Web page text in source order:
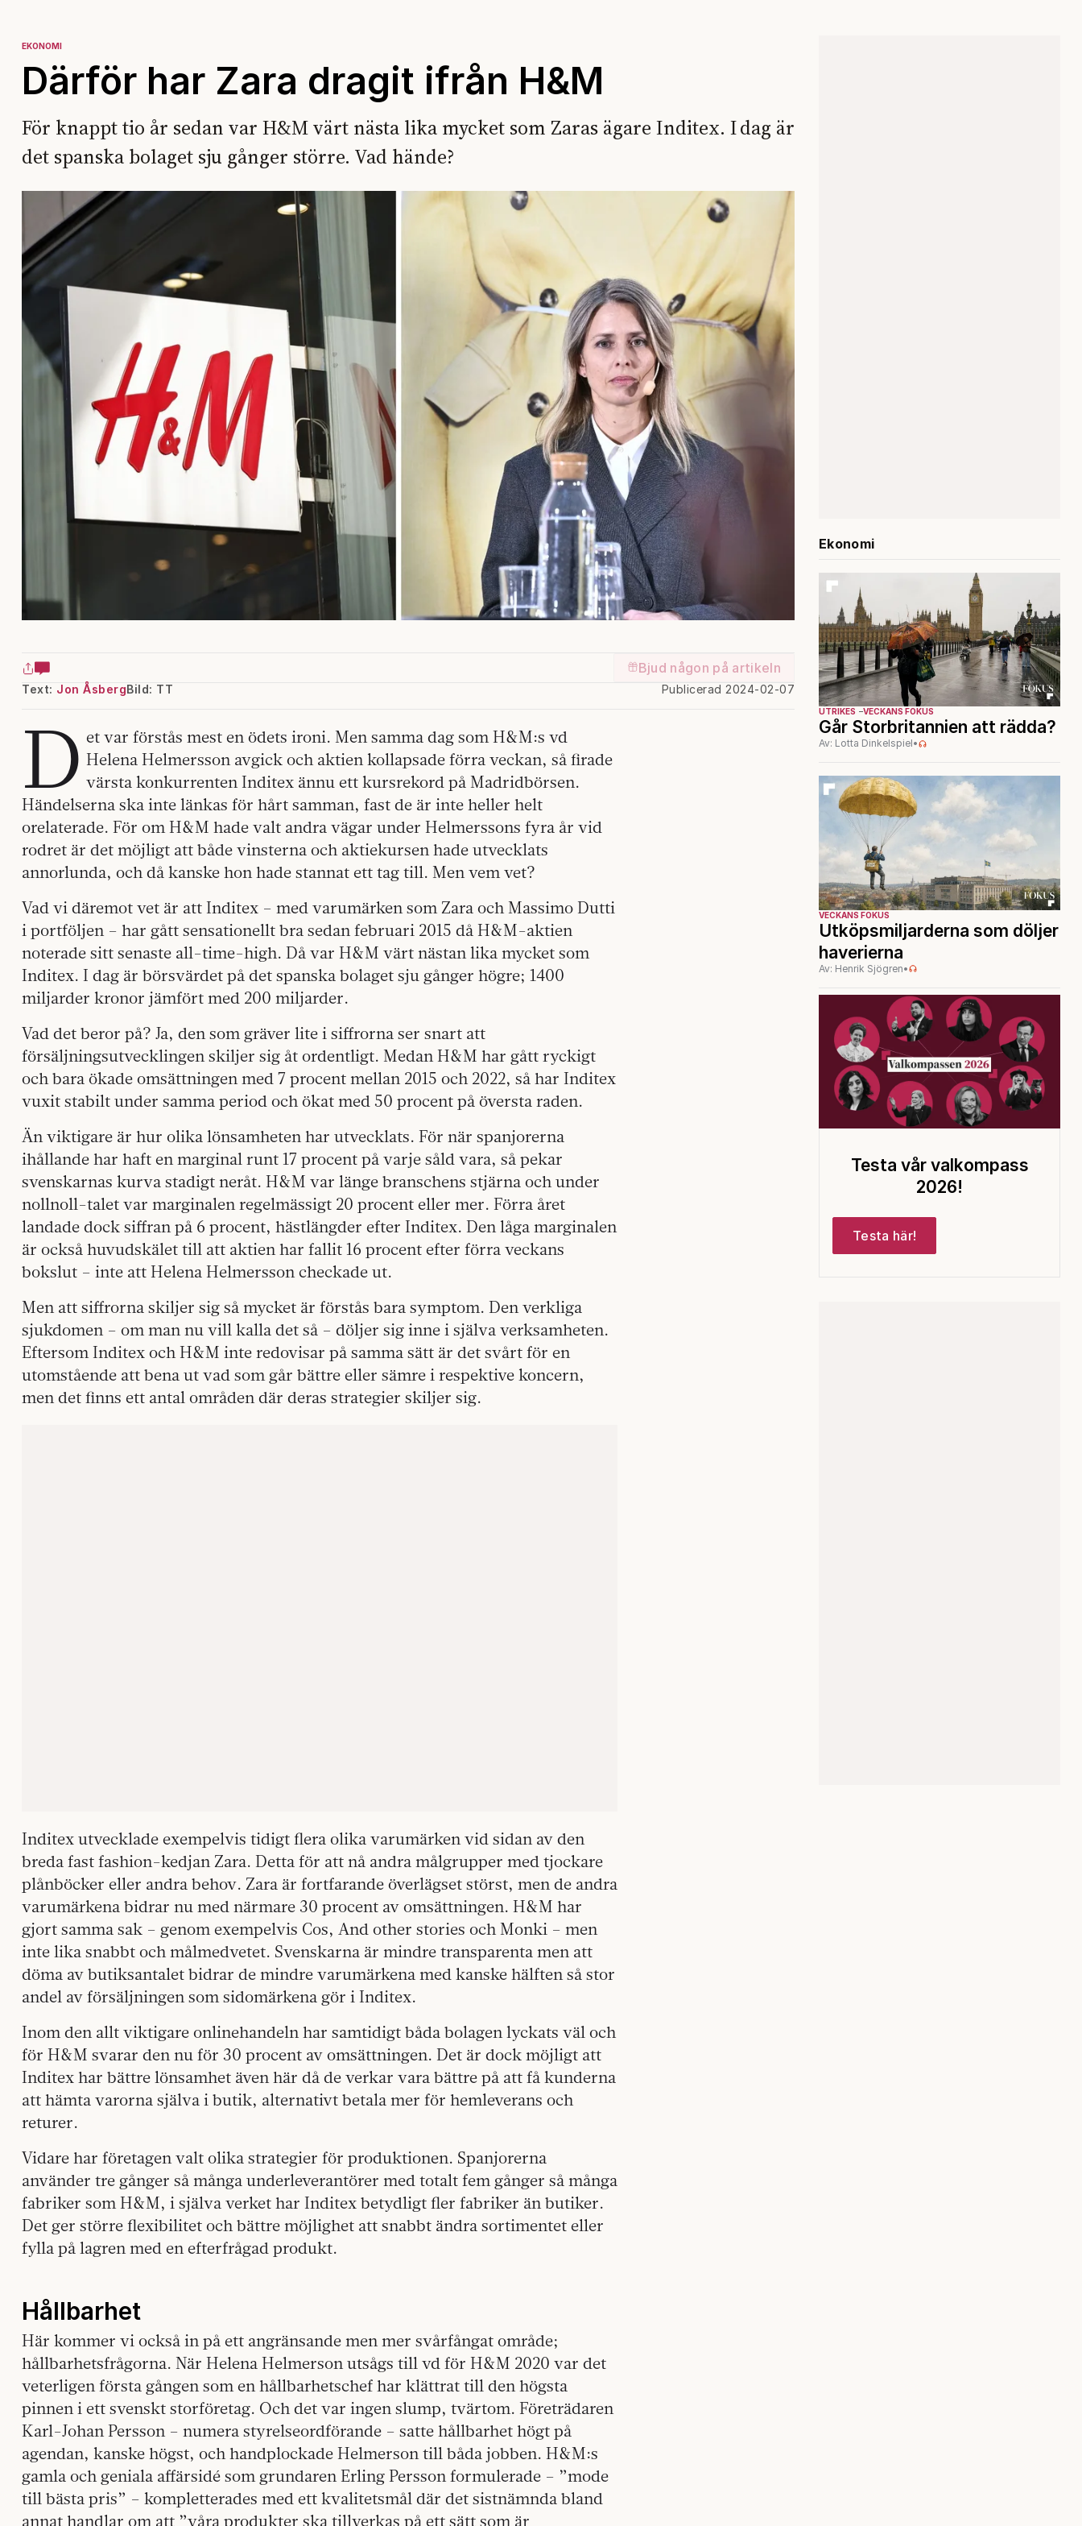
EKONOMI
Därför har Zara dragit ifrån H&M
För knappt tio år sedan var H&M värt nästa lika mycket som Zaras ägare Inditex. I dag är
det spanska bolaget sju gånger större. Vad hände?
Bjud någon på artikeln
Text: Jon Åsberg Publicerad 2024-02-07
Bild: TT
D et var förstås mest en ödets ironi. Men samma dag som H&M:s vd
Helena Helmersson avgick och aktien kollapsade förra veckan, så firade
värsta konkurrenten Inditex ännu ett kursrekord på Madridbörsen.
Händelserna ska inte länkas för hårt samman, fast de är inte heller helt
orelaterade. För om H&M hade valt andra vägar under Helmerssons fyra år vid
rodret är det möjligt att både vinsterna och aktiekursen hade utvecklats
annorlunda, och då kanske hon hade stannat ett tag till. Men vem vet?
Vad vi däremot vet är att Inditex – med varumärken som Zara och Massimo Dutti
i portföljen – har gått sensationellt bra sedan februari 2015 då H&M-aktien
noterade sitt senaste all-time-high. Då var H&M värt nästan lika mycket som
Inditex. I dag är börsvärdet på det spanska bolaget sju gånger högre; 1400
miljarder kronor jämfört med 200 miljarder.
Vad det beror på? Ja, den som gräver lite i siffrorna ser snart att
försäljningsutvecklingen skiljer sig åt ordentligt. Medan H&M har gått ryckigt
och bara ökade omsättningen med 7 procent mellan 2015 och 2022, så har Inditex
vuxit stabilt under samma period och ökat med 50 procent på översta raden.
Än viktigare är hur olika lönsamheten har utvecklats. För när spanjorerna
ihållande har haft en marginal runt 17 procent på varje såld vara, så pekar
svenskarnas kurva stadigt neråt. H&M var länge branschens stjärna och under
nollnoll-talet var marginalen regelmässigt 20 procent eller mer. Förra året
landade dock siffran på 6 procent, hästlängder efter Inditex. Den låga marginalen
är också huvudskälet till att aktien har fallit 16 procent efter förra veckans
bokslut – inte att Helena Helmersson checkade ut.
Men att siffrorna skiljer sig så mycket är förstås bara symptom. Den verkliga
sjukdomen – om man nu vill kalla det så – döljer sig inne i själva verksamheten.
Eftersom Inditex och H&M inte redovisar på samma sätt är det svårt för en
utomstående att bena ut vad som går bättre eller sämre i respektive koncern,
men det finns ett antal områden där deras strategier skiljer sig.
Inditex utvecklade exempelvis tidigt flera olika varumärken vid sidan av den
breda fast fashion-kedjan Zara. Detta för att nå andra målgrupper med tjockare
plånböcker eller andra behov. Zara är fortfarande överlägset störst, men de andra
varumärkena bidrar nu med närmare 30 procent av omsättningen. H&M har
gjort samma sak – genom exempelvis Cos, And other stories och Monki – men
inte lika snabbt och målmedvetet. Svenskarna är mindre transparenta men att
döma av butiksantalet bidrar de mindre varumärkena med kanske hälften så stor
andel av försäljningen som sidomärkena gör i Inditex.
Inom den allt viktigare onlinehandeln har samtidigt båda bolagen lyckats väl och
för H&M svarar den nu för 30 procent av omsättningen. Det är dock möjligt att
Inditex har bättre lönsamhet även här då de verkar vara bättre på att få kunderna
att hämta varorna själva i butik, alternativt betala mer för hemleverans och
returer.
Vidare har företagen valt olika strategier för produktionen. Spanjorerna
använder tre gånger så många underleverantörer med totalt fem gånger så många
fabriker som H&M, i själva verket har Inditex betydligt fler fabriker än butiker.
Det ger större flexibilitet och bättre möjlighet att snabbt ändra sortimentet eller
fylla på lagren med en efterfrågad produkt.
Hållbarhet
Här kommer vi också in på ett angränsande men mer svårfångat område;
hållbarhetsfrågorna. När Helena Helmerson utsågs till vd för H&M 2020 var det
veterligen första gången som en hållbarhetschef har klättrat till den högsta
pinnen i ett svenskt storföretag. Och det var ingen slump, tvärtom. Företrädaren
Karl-Johan Persson – numera styrelseordförande – satte hållbarhet högt på
agendan, kanske högst, och handplockade Helmerson till båda jobben. H&M:s
gamla och geniala affärsidé som grundaren Erling Persson formulerade – ”mode
till bästa pris” – kompletterades med ett kvalitetsmål där det sistnämnda bland
annat handlar om att ”våra produkter ska tillverkas på ett sätt som är
Ekonomi
UTRIKES VECKANS FOKUS
Går Storbritannien att rädda?
Av: Lotta Dinkelspiel•
VECKANS FOKUS
Utköpsmiljarderna som döljer
haverierna
Av: Henrik Sjögren•
Testa vår valkompass
2026!
Testa här!